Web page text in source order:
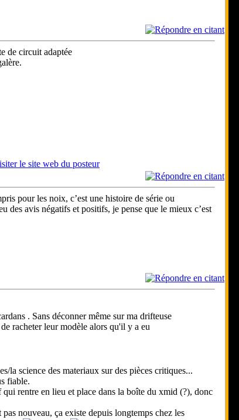
de circuit adaptée
pour les noix, c’est une histoire de série ou
des avis négatifs et positifs, je pense que le mieux c’est
. Sans déconner même sur ma drifteuse
racheter leur modèle alors qu'il y a eu
la science des materiaux sur des pièces critiques...
fiable.
rentre en lieu et place dans la boîte du xmid (?), donc
nouveau, ça existe depuis longtemps chez les